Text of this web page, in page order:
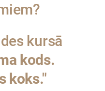
kursā
kods.
koks."